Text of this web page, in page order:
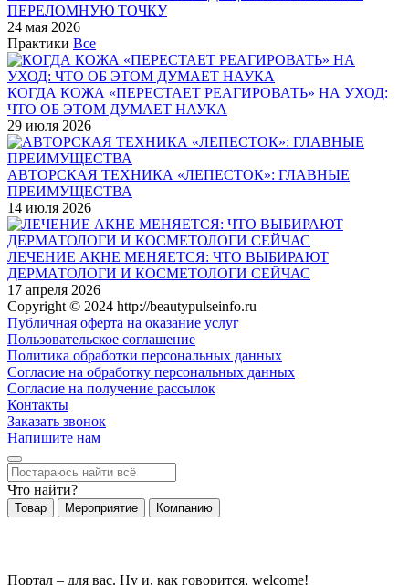
ПЕРЕЛОМНУЮ ТОЧКУ
24 мая 2026
Практики Все
КОГДА КОЖА «ПЕРЕСТАЕТ РЕАГИРОВАТЬ» НА УХОД:
ЧТО ОБ ЭТОМ ДУМАЕТ НАУКА
29 июля 2026
АВТОРСКАЯ ТЕХНИКА «ЛЕПЕСТОК»: ГЛАВНЫЕ
ПРЕИМУЩЕСТВА
14 июля 2026
ЛЕЧЕНИЕ АКНЕ МЕНЯЕТСЯ: ЧТО ВЫБИРАЮТ
ДЕРМАТОЛОГИ И КОСМЕТОЛОГИ СЕЙЧАС
17 апреля 2026
Copyright © 2024 http://beautypulseinfo.ru
Публичная оферта на оказание услуг
Пользовательское соглашение
Политика обработки персональных данных
Согласие на обработку персональных данных
Согласие на получение рассылок
Контакты
Заказать звонок
Напишите нам
Что найти?
Товар Мероприятие Компанию
Портал – для вас. Ну и, как говорится, welcome!